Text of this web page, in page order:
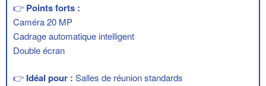
👉 Points forts :
Caméra 20 MP
Cadrage automatique intelligent
Double écran
👉 Idéal pour : Salles de réunion standards